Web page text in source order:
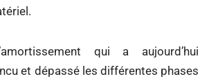
qui a aujourd’hui
et dépassé les différentes phases